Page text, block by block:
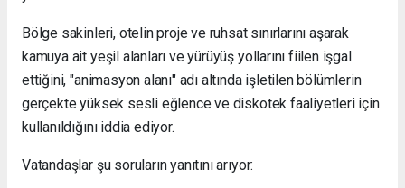
Bölge sakinleri, otelin proje ve ruhsat sınırlarını aşarak
kamuya ait yeşil alanları ve yürüyüş yollarını fiilen işgal
ettiğini, "animasyon alanı" adı altında işletilen bölümlerin
gerçekte yüksek sesli eğlence ve diskotek faaliyetleri için
kullanıldığını iddia ediyor.
Vatandaşlar şu soruların yanıtını arıyor: